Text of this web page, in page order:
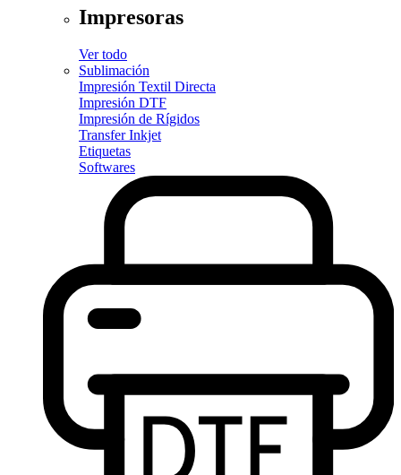
Impresoras
Ver todo
Sublimación
Impresión Textil Directa
Impresión DTF
Impresión de Rígidos
Transfer Inkjet
Etiquetas
Softwares